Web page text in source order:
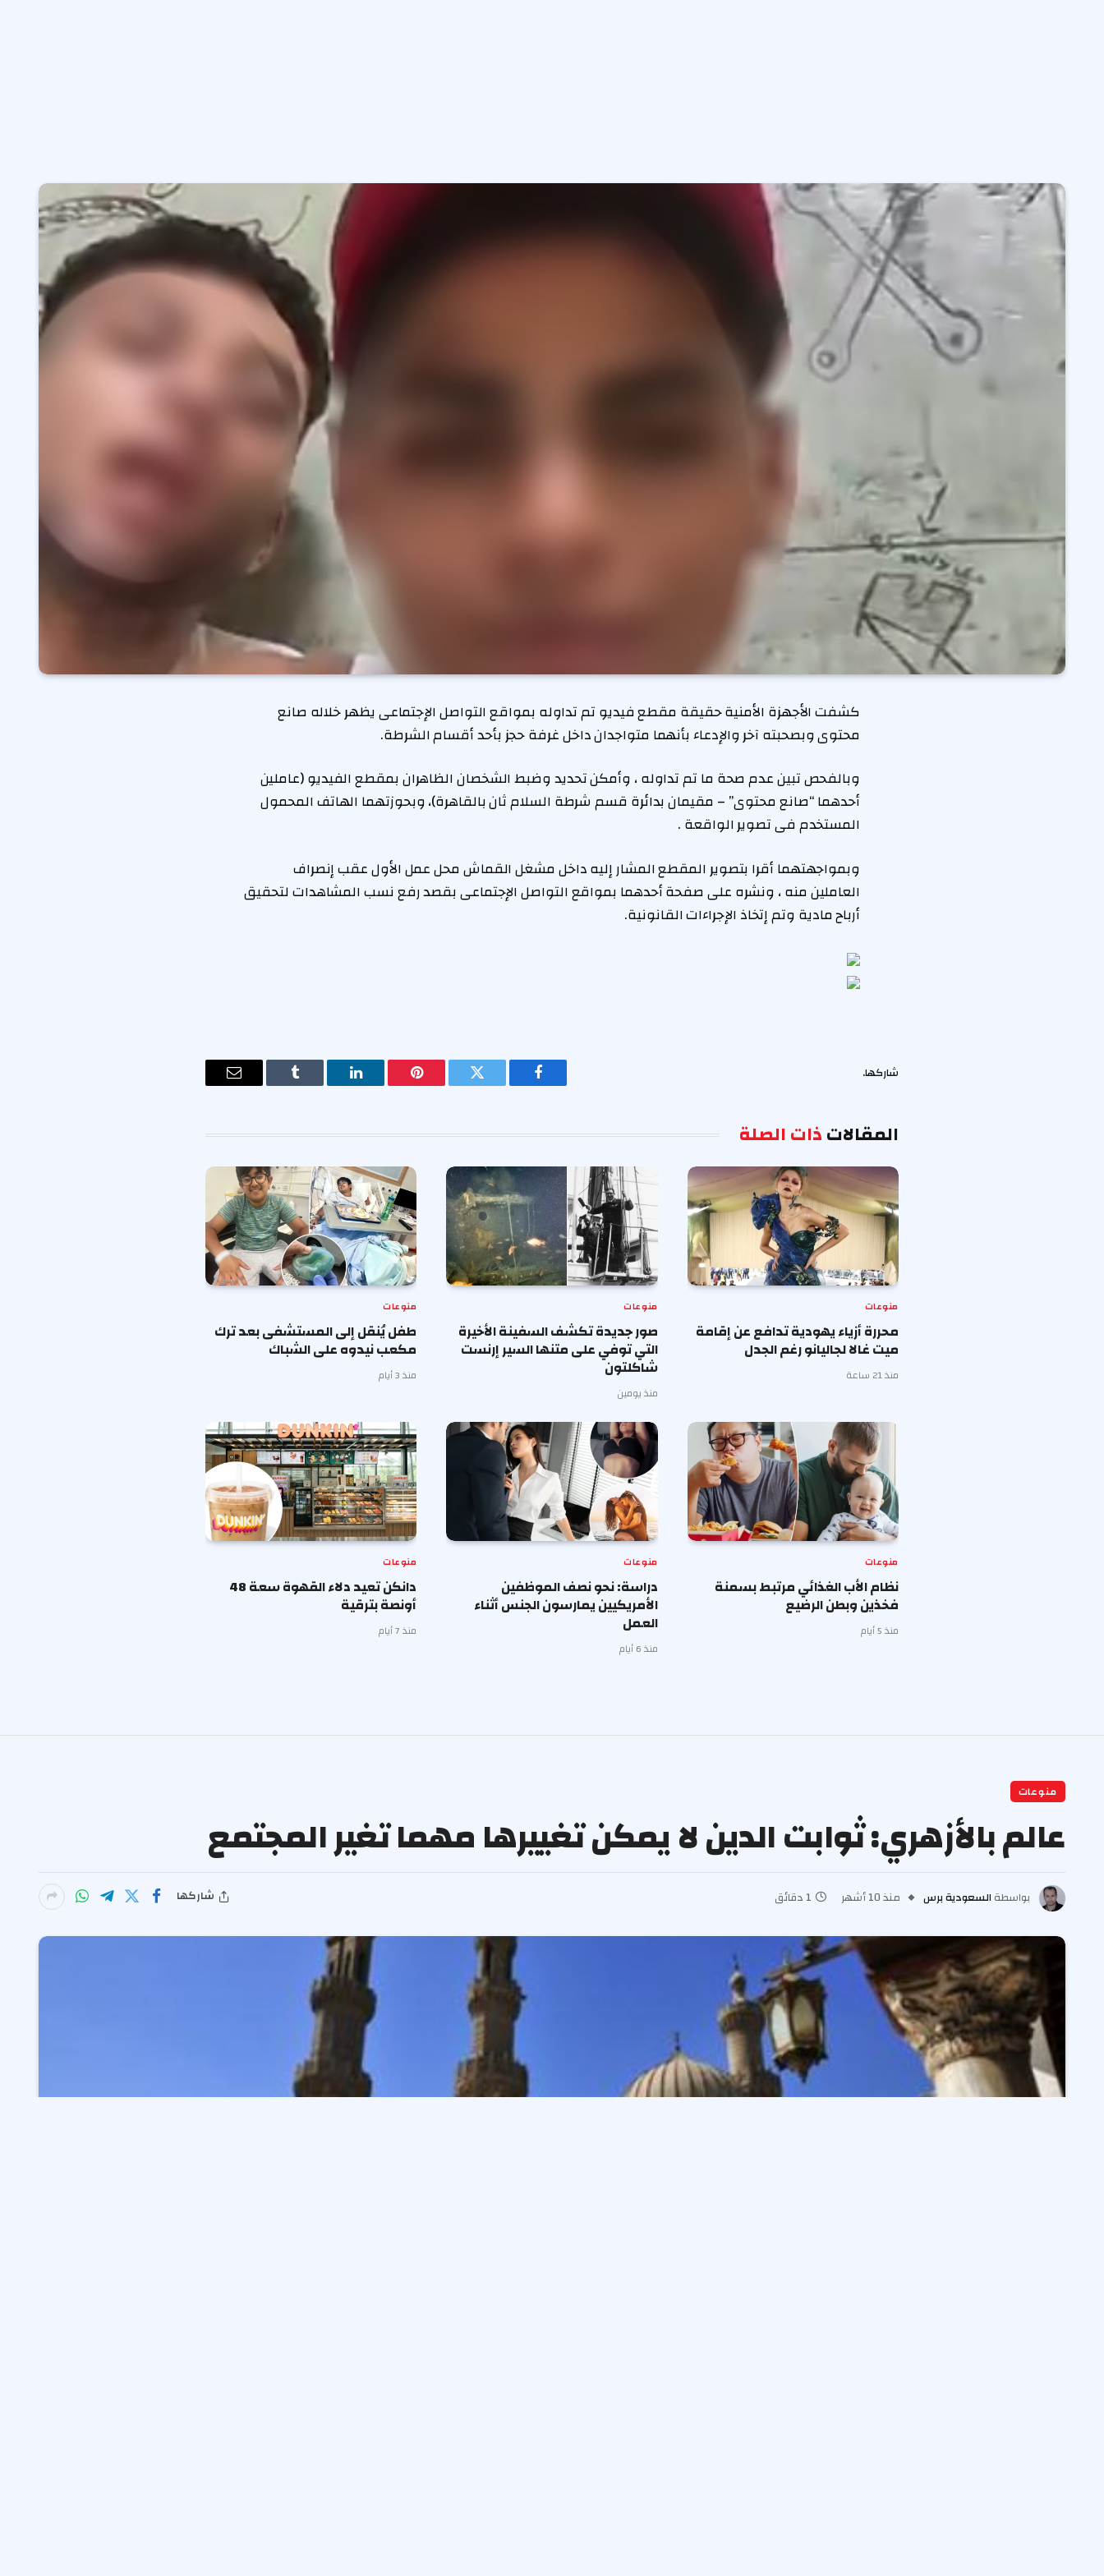
كشفت الأجهزة الأمنية حقيقة مقطع فيديو تم تداوله بمواقع التواصل الإجتماعى يظهر خلاله صانع
محتوى وبصحبته آخر والإدعاء بأنهما متواجدان داخل غرفة حجز بأحد أقسام الشرطة.
وبالفحص تبين عدم صحة ما تم تداوله ، وأمكن تحديد وضبط الشخصان الظاهران بمقطع الفيديو (عاملين
أحدهما “صانع محتوى” – مقيمان بدائرة قسم شرطة السلام ثان بالقاهرة)، وبحوزتهما الهاتف المحمول
المستخدم فى تصوير الواقعة .
وبمواجهتهما أقرا بتصوير المقطع المشار إليه داخل مشغل القماش محل عمل الأول عقب إنصراف
العاملين منه ، ونشره على صفحة أحدهما بمواقع التواصل الإجتماعى بقصد رفع نسب المشاهدات لتحقيق
أرباح مادية وتم إتخاذ الإجراءات القانونية.
شاركها.
فيسبوك تويتر بينتيريستلينكدإن Tumblr
البريد
المقالاتذات الصلة
منوعات
محررة أزياء يهودية تدافع عن إقامة
ميت غالا لجاليانو رغم الجدل
منذ 21 ساعة
منوعات
صور جديدة تكشف السفينة الأخيرة
التي توفي على متنها السير إرنست
شاكلتون
منذ يومين
منوعات
طفل يُنقل إلى المستشفى بعد ترك
مكعب نيدوه على الشباك
منذ 3 أيام
منوعات
نظام الأب الغذائي مرتبط بسمنة
فخذين وبطن الرضيع
منذ 5 أيام
منوعات
دراسة: نحو نصف الموظفين
الأمريكيين يمارسون الجنس أثناء
العمل
منذ 6 أيام
منوعات
دانكن تعيد دلاء القهوة سعة 48
أونصة بترقية
منذ 7 أيام
منوعات
عالم بالأزهري: ثوابت الدين لا يمكن تغييرها مهما تغير المجتمع
بواسطة السعودية برس منذ 10 أشهر 1 دقائق شاركها